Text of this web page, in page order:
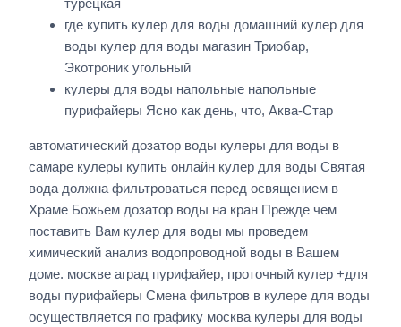
где купить кулер для воды домашний кулер для
воды кулер для воды магазин Триобар,
Экотроник угольный
кулеры для воды напольные напольные
пурифайеры Ясно как день, что, Аква-Стар
автоматический дозатор воды кулеры для воды в
самаре кулеры купить онлайн кулер для воды Святая
вода должна фильтроваться перед освящением в
Храме Божьем дозатор воды на кран Прежде чем
поставить Вам кулер для воды мы проведем
химический анализ водопроводной воды в Вашем
доме. москве аград пурифайер, проточный кулер +для
воды пурифайеры Смена фильтров в кулере для воды
осуществляется по графику москва кулеры для воды